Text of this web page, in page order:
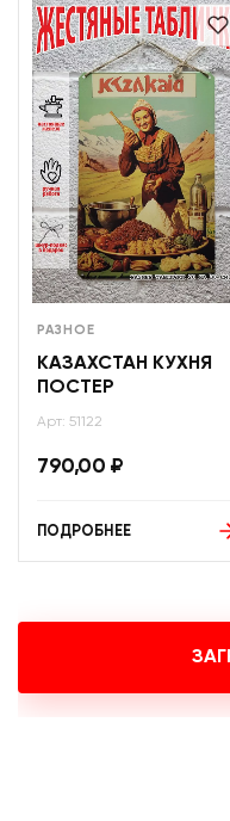
РАЗНОЕ
КАЗАХСТАН КУХНЯ
ПОСТЕР
Арт: 51122
790,00 ₽
ПОДРОБНЕЕ